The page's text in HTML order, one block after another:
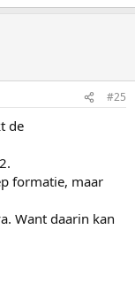
#25
de
formatie, maar
Want daarin kan